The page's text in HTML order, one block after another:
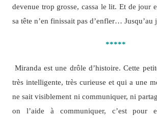
devenue trop grosse, cassa le lit. Et de jour
sa tête n’en finissait pas d’enfler…
*****
Miranda est une drôle d’histoire. Cette
très intelligente, très curieuse et qui a une
ne sait visiblement ni communiquer, ni
on l’aide à communiquer, c’est pour